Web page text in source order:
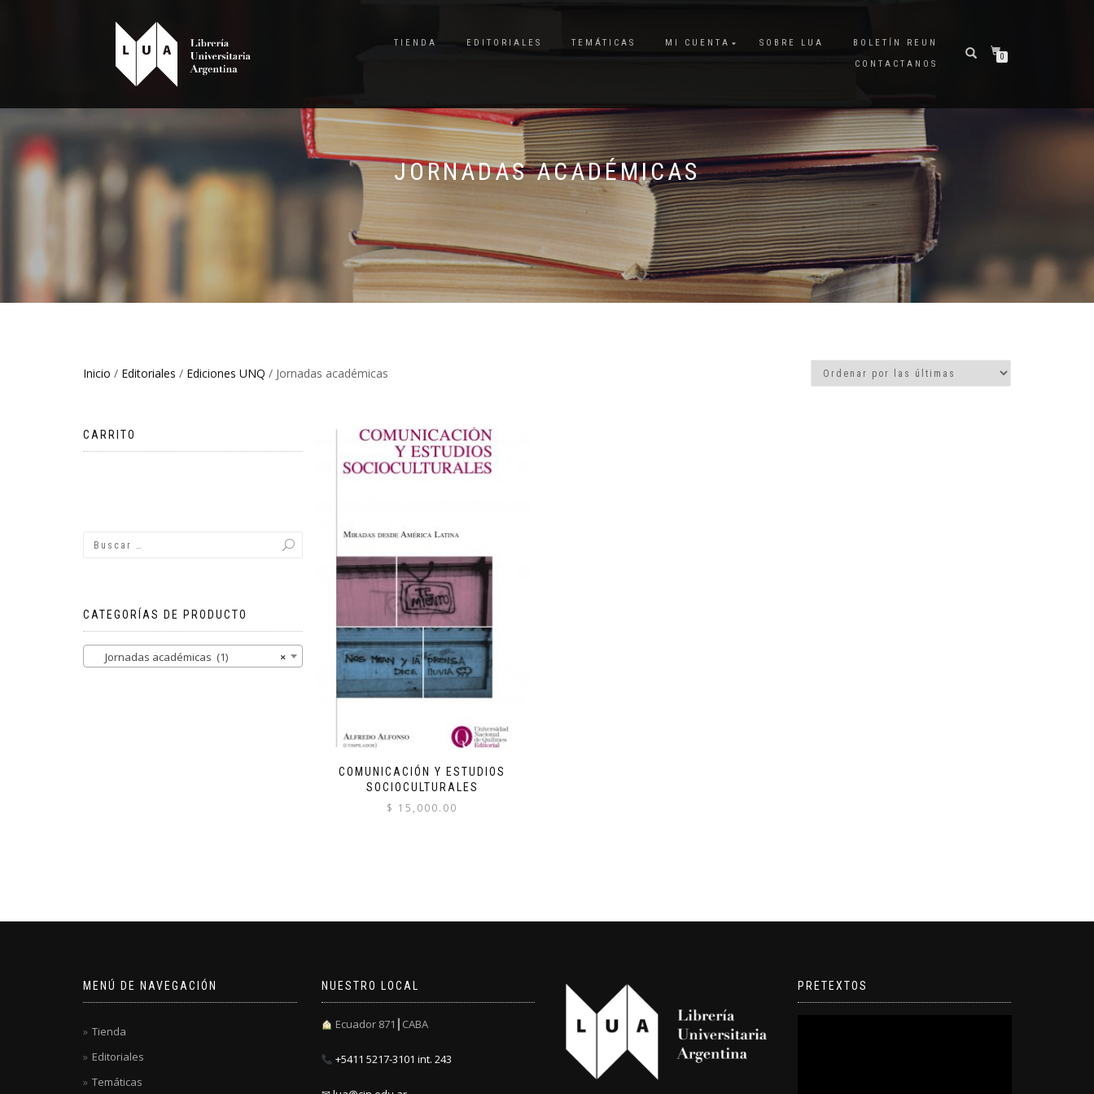
TIENDA EDITORIALES TEMÁTICAS MI CUENTA SOBRE LUA
BOLETÍN REUN
CONTACTANOS
0
JORNADAS ACADÉMICAS
Inicio / Editoriales / Ediciones UNQ / Jornadas académicas
COMUNICACIÓN Y ESTUDIOS
SOCIOCULTURALES
$ 15,000.00
CARRITO
CATEGORÍAS DE PRODUCTO
×
Jornadas académicas (1)
MENÚ DE NAVEGACIÓN
Tienda
Editoriales
Temáticas
NUESTRO LOCAL
Ecuador 871┃CABA
+5411 5217-3101 int. 243
PRETEXTOS